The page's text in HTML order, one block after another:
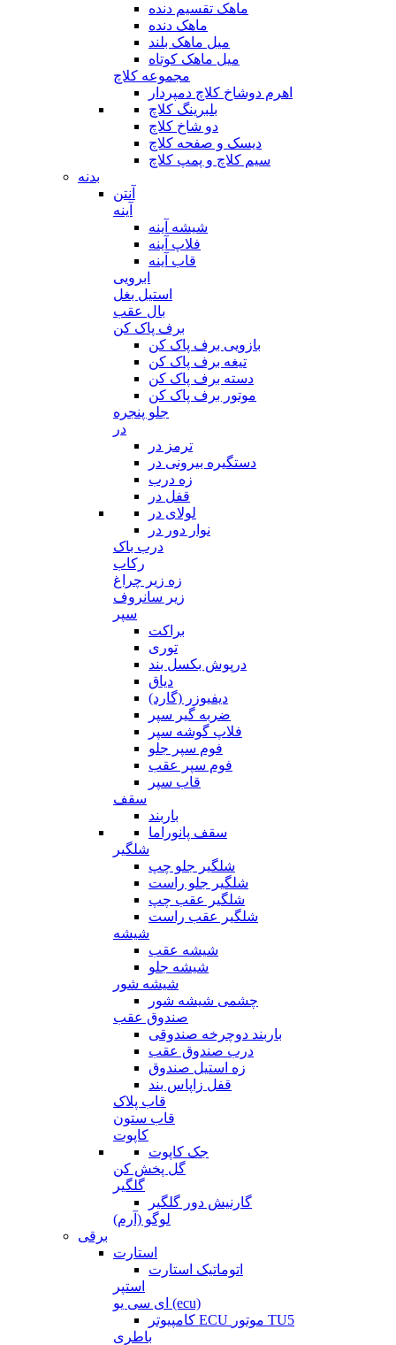
ماهک تقسیم دنده
ماهک دنده
میل ماهک بلند
میل ماهک کوتاه
مجموعه کلاچ
اهرم دوشاخ کلاچ دمپردار
بلبرینگ کلاچ
دو شاخ کلاچ
دیسک و صفحه کلاچ
سیم کلاچ و پمپ کلاچ
بدنه
آنتن
آینه
شیشه آینه
فلاپ آینه
قاب آینه
ابرویی
استیل بغل
بال عقب
برف پاک کن
بازویی برف پاک کن
تیغه برف پاک کن
دسته برف پاک کن
موتور برف پاک کن
جلو پنجره
در
ترمز در
دستگیره بیرونی در
زه درب
قفل در
لولای در
نوار دور در
درب باک
رکاب
زه زیر چراغ
زیر سانروف
سپر
براکت
توری
درپوش بکسل بند
دیاق
دیفیوزر (گارد)
ضربه گیر سپر
فلاپ گوشه سپر
فوم سپر جلو
فوم سپر عقب
قاب سپر
سقف
باربند
سقف پانوراما
شلگیر
شلگیر جلو چپ
شلگیر جلو راست
شلگیر عقب چپ
شلگیر عقب راست
شیشه
شیشه عقب
شیشه جلو
شیشه شور
چشمی شیشه شور
صندوق عقب
باربند دوچرخه صندوقی
درب صندوق عقب
زه استیل صندوق
قفل زاپاس بند
قاب پلاک
قاب ستون
کاپوت
جک کاپوت
گل پخش کن
گلگیر
گارنیش دور گلگیر
لوگو (آرم)
برقی
استارت
اتوماتیک استارت
استپر
ای سی یو (ecu)
کامپیوتر ECU موتور TU5
باطری